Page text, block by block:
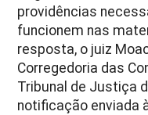
providências
funcionem nas
resposta, o juiz
Corregedoria das
Tribunal de Justiça
notificação enviada